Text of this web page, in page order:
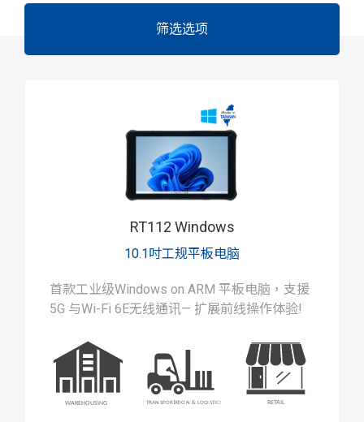
筛选选项
RT112 Windows
10.1吋工规平板电脑
首款工业级Windows on ARM 平板电脑，支援
5G 与Wi-Fi 6E无线通讯— 扩展前线操作体验!